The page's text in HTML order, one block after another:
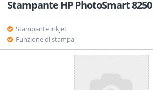
Stampante HP PhotoSmart 8250
Stampante inkjet
Funzione di stampa